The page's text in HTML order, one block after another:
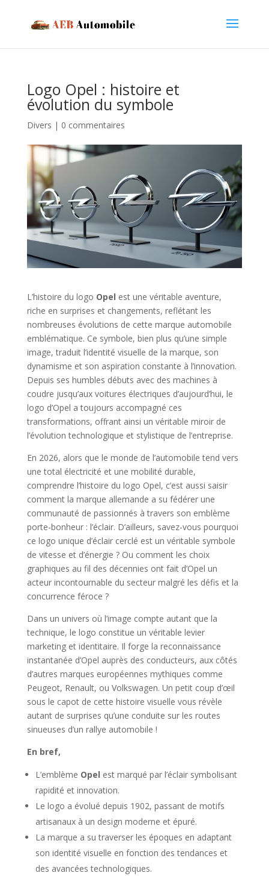
Logo Opel : histoire et
évolution du symbole
Divers | 0 commentaires
L’histoire du logo Opel est une véritable aventure,
riche en surprises et changements, reflétant les
nombreuses évolutions de cette marque automobile
emblématique. Ce symbole, bien plus qu’une simple
image, traduit l’identité visuelle de la marque, son
dynamisme et son aspiration constante à l’innovation.
Depuis ses humbles débuts avec des machines à
coudre jusqu’aux voitures électriques d’aujourd’hui, le
logo d’Opel a toujours accompagné ces
transformations, offrant ainsi un véritable miroir de
l’évolution technologique et stylistique de l’entreprise.
En 2026, alors que le monde de l’automobile tend vers
une total électricité et une mobilité durable,
comprendre l’histoire du logo Opel, c’est aussi saisir
comment la marque allemande a su fédérer une
communauté de passionnés à travers son emblème
porte-bonheur : l’éclair. D’ailleurs, savez-vous pourquoi
ce logo unique d’éclair cerclé est un véritable symbole
de vitesse et d’énergie ? Ou comment les choix
graphiques au fil des décennies ont fait d’Opel un
acteur incontournable du secteur malgré les défis et la
concurrence féroce ?
Dans un univers où l’image compte autant que la
technique, le logo constitue un véritable levier
marketing et identitaire. Il forge la reconnaissance
instantanée d’Opel auprès des conducteurs, aux côtés
d’autres marques européennes mythiques comme
Peugeot, Renault, ou Volkswagen. Un petit coup d’œil
sous le capot de cette histoire visuelle vous révèle
autant de surprises qu’une conduite sur les routes
sinueuses d’un rallye automobile !
En bref,
L’emblème Opel est marqué par l’éclair symbolisant
rapidité et innovation.
Le logo a évolué depuis 1902, passant de motifs
artisanaux à un design moderne et épuré.
La marque a su traverser les époques en adaptant
son identité visuelle en fonction des tendances et
des avancées technologiques.